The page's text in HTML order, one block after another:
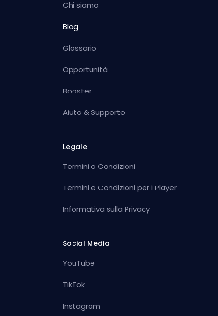
Chi siamo
Blog
Glossario
Opportunità
Booster
Aiuto & Supporto
Legale
Termini e Condizioni
Termini e Condizioni per i Player
Informativa sulla Privacy
Social Media
YouTube
TikTok
Instagram